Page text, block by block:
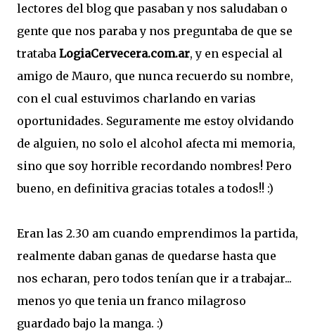
lectores del blog que pasaban y nos saludaban o
gente que nos paraba y nos preguntaba de que se
trataba LogiaCervecera.com.ar, y en especial al
amigo de Mauro, que nunca recuerdo su nombre,
con el cual estuvimos charlando en varias
oportunidades. Seguramente me estoy olvidando
de alguien, no solo el alcohol afecta mi memoria,
sino que soy horrible recordando nombres! Pero
bueno, en definitiva gracias totales a todos!! :)
Eran las 2.30 am cuando emprendimos la partida,
realmente daban ganas de quedarse hasta que
nos echaran, pero todos tenían que ir a trabajar...
menos yo que tenia un franco milagroso
guardado bajo la manga. :)